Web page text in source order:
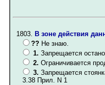
1803. В зоне действия
?? Не знаю.
1. Запрещается
2. Ограничивается
3. Запрещается
3.38 Прил. N 1